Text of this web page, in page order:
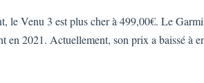
le Venu 3 est plus cher à 499,00€. Le
en 2021. Actuellement, son prix a baissé à